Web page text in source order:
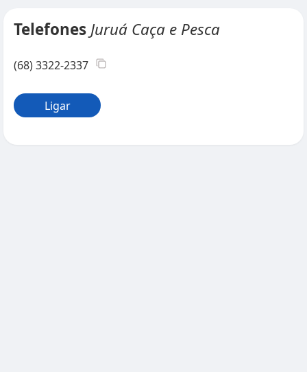
Telefones Juruá Caça e Pesca
(68) 3322-2337
Ligar